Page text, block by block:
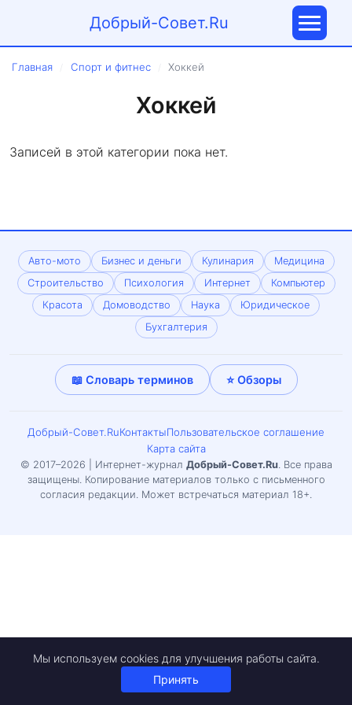
Добрый-Совет.Ru
Главная Спорт и фитнес Хоккей
Хоккей
Записей в этой категории пока нет.
Авто-мото Бизнес и деньги Кулинария
Медицина
Строительство
Психология Интернет
Компьютер
Красота
Домоводство Наука
Юридическое
Бухгалтерия
📖 Словарь терминов ⭐ Обзоры
Добрый-Совет.RuКонтактыПользовательское соглашение
Карта сайта
© 2017–2026 | Интернет-журнал Добрый-Совет.Ru. Все права
защищены. Копирование материалов только с письменного
согласия редакции. Может встречаться материал 18+.
Мы используем cookies для улучшения работы сайта.
Принять